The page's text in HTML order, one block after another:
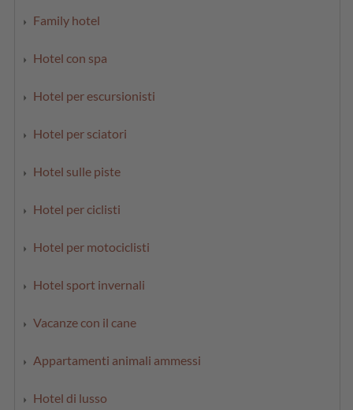
Family hotel
Hotel con spa
Hotel per escursionisti
Hotel per sciatori
Hotel sulle piste
Hotel per ciclisti
Hotel per motociclisti
Hotel sport invernali
Vacanze con il cane
Appartamenti animali ammessi
Hotel di lusso